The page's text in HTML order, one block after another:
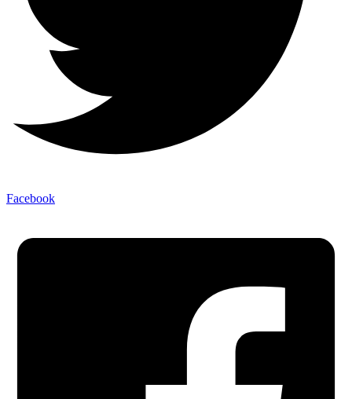
Facebook